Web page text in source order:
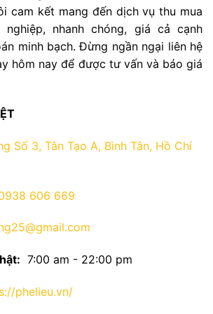
cam kết mang đến dịch vụ thu mua
nghiệp, nhanh chóng, giá cả cạnh
minh bạch. Đừng ngần ngại liên hệ
hôm nay để được tư vấn và báo giá
Số 3, Tân Tạo A, Bình Tân, Hồ Chí
606 669
7:00 am - 22:00 pm
phelieu.vn/